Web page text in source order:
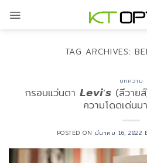
TAG ARCHIVES:
บทความ
กรอบแว่นตา 𝙇𝙚𝙫𝙞’𝙨 (ลีวา
ความโดดเด่นม
POSTED ON มีนาคม 16, 2022